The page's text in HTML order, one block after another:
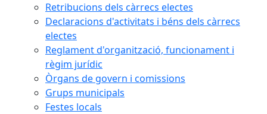
Retribucions dels càrrecs electes
Declaracions d'activitats i béns dels càrrecs
electes
Reglament d'organització, funcionament i
règim jurídic
Òrgans de govern i comissions
Grups municipals
Festes locals